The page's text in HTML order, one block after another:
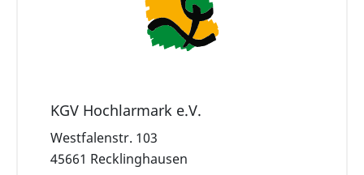
KGV Hochlarmark e.V.
Westfalenstr. 103
45661 Recklinghausen